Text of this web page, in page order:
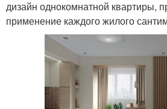
дизайн однокомнатной квартиры,
применение каждого жилого